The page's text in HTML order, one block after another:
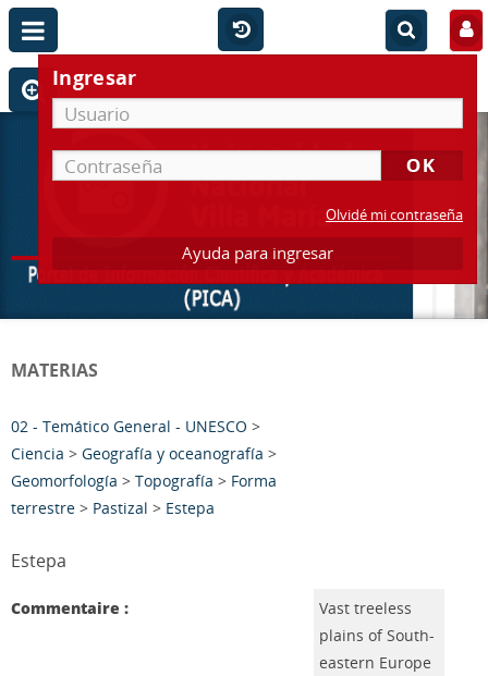
Ingresar
Olvidé mi contraseña
Ayuda para ingresar
MATERIAS
02 - Temático General - UNESCO >
Ciencia > Geografía y oceanografía >
Geomorfología > Topografía > Forma
terrestre > Pastizal > Estepa
Estepa
Commentaire :
Vast treeless
plains of South-
eastern Europe